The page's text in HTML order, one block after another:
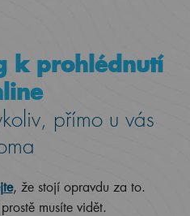
k prohlédnutí
přímo u vás
, že stojí opravdu za to.
musíte vidět.